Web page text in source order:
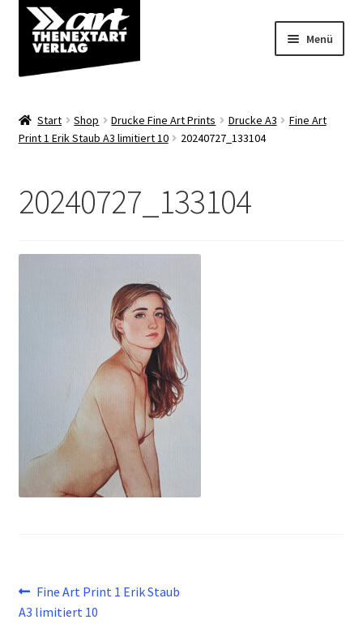
Zur
Navigation
springen
Zum
Inhalt
springen
Menü
Shop
Start Shop Drucke Fine Art Prints Drucke A3
Fine Art
Print 1 Erik Staub A3 limitiert 10
20240727_133104
20240727_133104
Beitragsnavigation
Vorheriger
Beitrag:
Fine Art Print 1 Erik Staub
A3 limitiert 10